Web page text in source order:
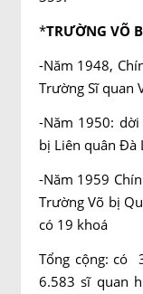
*TRƯỜNG VÕ
-Năm 1948,
Trường Sĩ quan
-Năm 1950:
bị Liên quân Đà
-Năm 1959
Trường Võ bị
có 19 khoá
Tổng cộng: có
6.583 sĩ quan